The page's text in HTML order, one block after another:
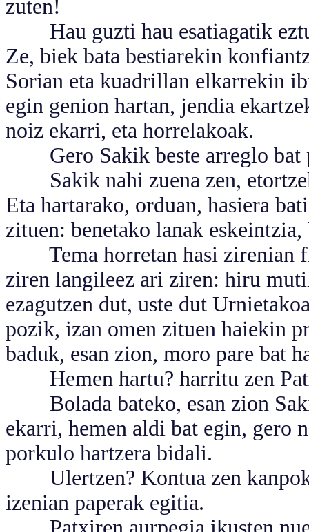
zuten!
Hau guzti hau esatiagatik
Ze, biek bata bestiarekin
Sorian eta kuadrillan elkarrekin
egin genion hartan, jendia
noiz ekarri, eta horrelakoak.
Gero Sakik beste arreglo bat
Sakik nahi zuena zen,
Eta hartarako, orduan, hasiera
zituen: benetako lanak
Tema horretan hasi zirenian
ziren langileez ari ziren: hiru
ezagutzen dut, uste dut
pozik, izan omen zituen haiekin
baduk, esan zion, moro pare bat
Hemen hartu? harritu zen
Bolada bateko, esan zion
ekarri, hemen aldi bat egin, gero
porkulo hartzera bidali.
Ulertzen? Kontua zen
izenian paperak egitia.